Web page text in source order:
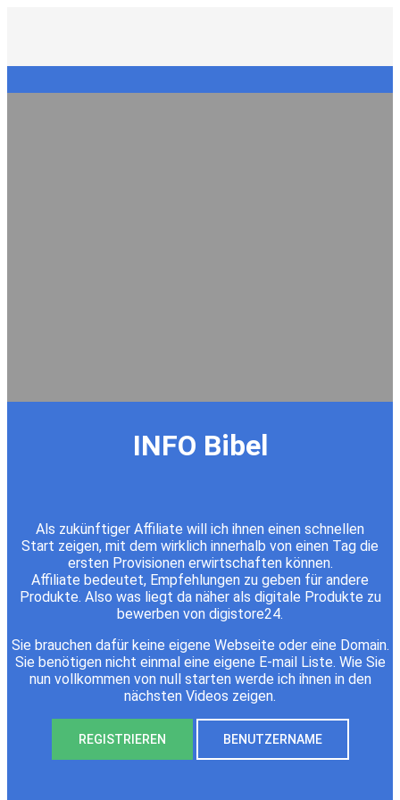
INFO Bibel
Als zukünftiger Affiliate will ich ihnen einen schnellen
Start zeigen, mit dem wirklich innerhalb von einen Tag die
ersten Provisionen erwirtschaften können.
Affiliate bedeutet, Empfehlungen zu geben für andere
Produkte. Also was liegt da näher als digitale Produkte zu
bewerben von digistore24.
Sie brauchen dafür keine eigene Webseite oder eine Domain.
Sie benötigen nicht einmal eine eigene E-mail Liste. Wie Sie
nun vollkommen von null starten werde ich ihnen in den
nächsten Videos zeigen.
REGISTRIEREN BENUTZERNAME